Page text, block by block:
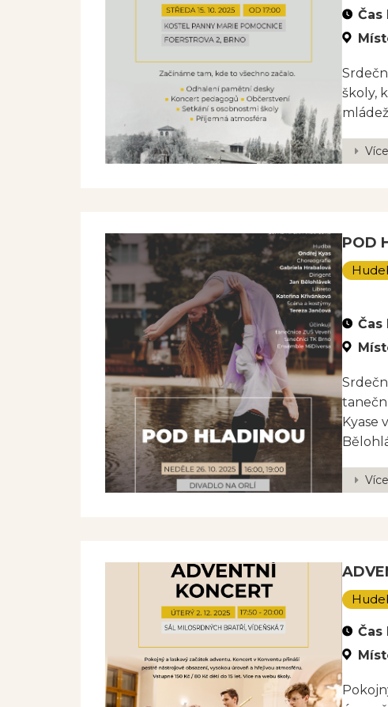
odhodláním, duší školy, novou generací…
ještě dlouho bude.
Čas
školy,
Více
POD
Čas
Kyase
Více
Čas